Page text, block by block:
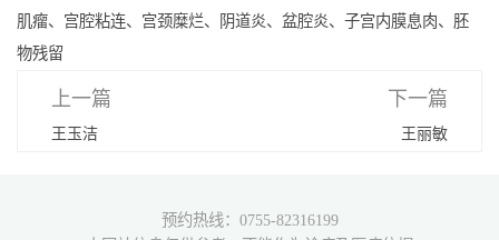
肌瘤、宫腔粘连、宫颈糜烂、阴道炎、盆腔炎、子宫内膜息肉、胚
物残留
上一篇
王玉洁
下一篇
王丽敏
预约热线：0755-82316199